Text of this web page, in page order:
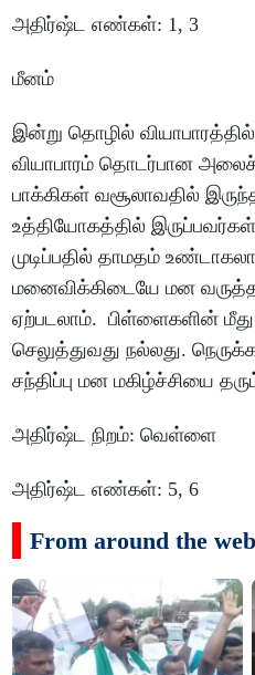
அதிர்ஷ்ட எண்கள்: 1, 3
மீனம்
இன்று தொழில் வியாபாரத்தில்
வியாபாரம் தொடர்பான
பாக்கிகள் வசூலாவதில்
உத்தியோகத்தில் இருப்பவர்கள்
முடிப்பதில் தாமதம்
மனைவிக்கிடையே மன
ஏற்படலாம்.பிள்ளைகளின் மீது
செலுத்துவது நல்லது.
சந்திப்பு மன மகிழ்ச்சியை
அதிர்ஷ்ட நிறம்:வெள்ளை
அதிர்ஷ்ட எண்கள்: 5, 6
From around the web